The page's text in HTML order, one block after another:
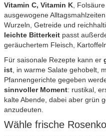
Vitamin C, Vitamin K ,
ausgewogene
Wurzeln, Getreide und
leichte Bitterkeit passt
geräuchertem Fleisch,
Für saisonale Rezepte kann er
ist , in warme Salate gehobelt,
Pfannengerichte gegeben
sinnvoller Moment: rustikal,
kalte Abende, dabei aber grün
anzudeuten.
Wähle frische